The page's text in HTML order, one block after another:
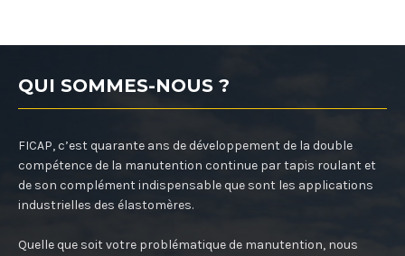
QUI SOMMES-NOUS ?
FICAP, c’est quarante ans de développement de la double
compétence de la manutention continue par tapis roulant et
de son complément indispensable que sont les applications
industrielles des élastomères.
Quelle que soit votre problématique de manutention, nous